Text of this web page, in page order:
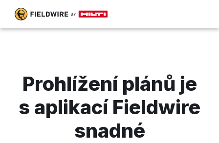
Prohlížení plánů je
s aplikací Fieldwire
snadné